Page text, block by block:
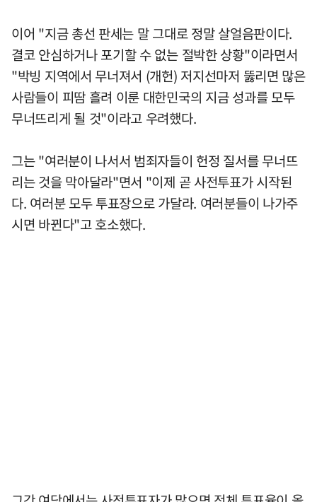
이어 "지금 총선 판세는 말 그대로 정말 살얼음판이다.
결코 안심하거나 포기할 수 없는 절박한 상황"이라면서
"박빙 지역에서 무너져서 (개헌) 저지선마저 뚫리면 많은
사람들이 피땀 흘려 이룬 대한민국의 지금 성과를 모두
무너뜨리게 될 것"이라고 우려했다.
그는 "여러분이 나서서 범죄자들이 헌정 질서를 무너뜨
리는 것을 막아달라"면서 "이제 곧 사전투표가 시작된
다. 여러분 모두 투표장으로 가달라. 여러분들이 나가주
시면 바뀐다"고 호소했다.